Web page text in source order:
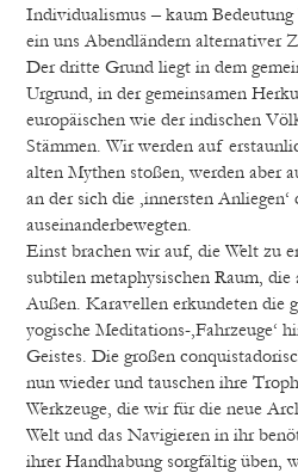
Individualismus – kaum
ein uns Abendländern alternativer
Der dritte Grund liegt in dem
Urgrund, in der gemeinsamen
europäischen wie der indischen
Stämmen. Wir werden auf
alten Mythen stoßen, werden aber
an der sich die ‚innersten
auseinanderbewegten.
Einst brachen wir auf, die Welt zu
subtilen metaphysischen Raum,
Außen. Karavellen erkundeten die
yogische Meditations-‚Fahrzeuge‘
Geistes. Die großen
nun wieder und tauschen ihre
Werkzeuge, die wir für die neue
Welt und das Navigieren in ihr
ihrer Handhabung sorgfältig üben,